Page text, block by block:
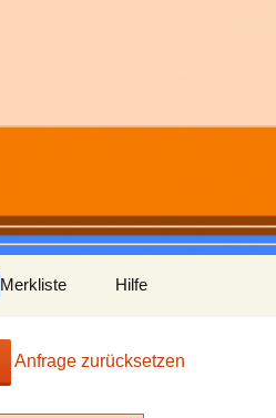
Merkliste Hilfe
Anfrage zurücksetzen